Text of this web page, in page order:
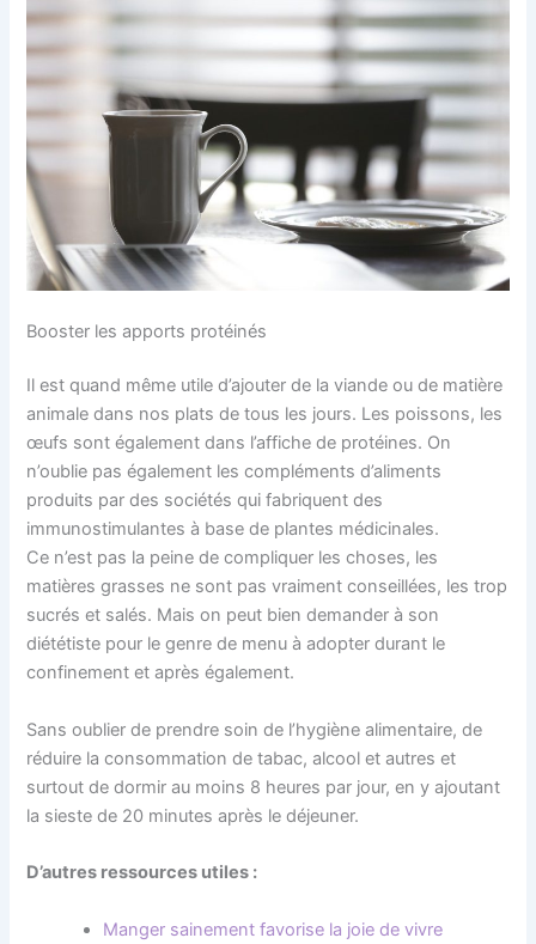
Booster les apports protéinés
Il est quand même utile d’ajouter de la viande ou de matière
animale dans nos plats de tous les jours. Les poissons, les
œufs sont également dans l’affiche de protéines. On
n’oublie pas également les compléments d’aliments
produits par des sociétés qui fabriquent des
immunostimulantes à base de plantes médicinales.
Ce n’est pas la peine de compliquer les choses, les
matières grasses ne sont pas vraiment conseillées, les trop
sucrés et salés. Mais on peut bien demander à son
diététiste pour le genre de menu à adopter durant le
confinement et après également.
Sans oublier de prendre soin de l’hygiène alimentaire, de
réduire la consommation de tabac, alcool et autres et
surtout de dormir au moins 8 heures par jour, en y ajoutant
la sieste de 20 minutes après le déjeuner.
D’autres ressources utiles :
Manger sainement favorise la joie de vivre